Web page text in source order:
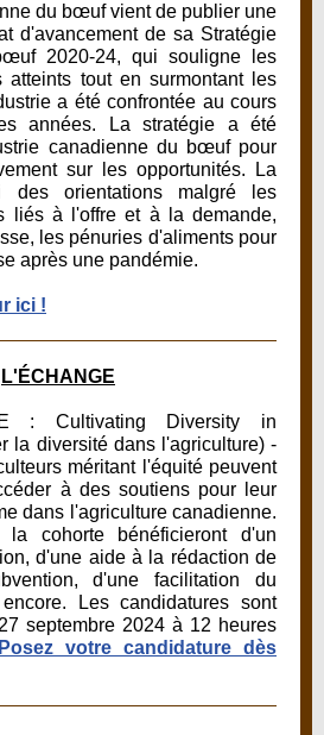
du bœuf vient de publier une
d'avancement de sa Stratégie
2020-24, qui souligne les
atteints tout en surmontant les
a été confrontée au cours
années. La stratégie a été
canadienne du bœuf pour
sur les opportunités. La
des orientations malgré les
liés à l'offre et à la demande,
les pénuries d'aliments pour
après une pandémie.
ici !
L'ÉCHANGE
: Cultivating Diversity in
la diversité dans l'agriculture) -
méritant l'équité peuvent
à des soutiens pour leur
dans l'agriculture canadienne.
la cohorte bénéficieront d'un
d'une aide à la rédaction de
d'une facilitation du
Les candidatures sont
septembre 2024 à 12 heures
Posez votre candidature dès